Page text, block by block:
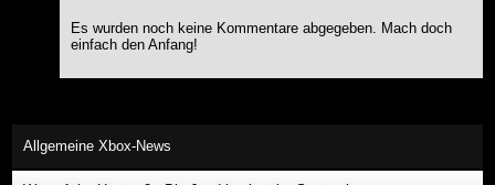
Es wurden noch keine Kommentare abgegeben. Mach doch
einfach den Anfang!
Allgemeine Xbox-News